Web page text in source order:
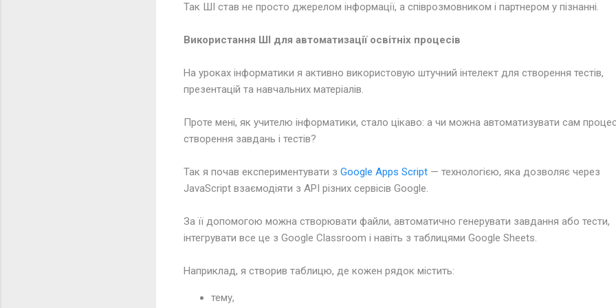
Так ШІ став не просто джерелом інформації, а співрозмовником і партнером у пізнанні.
Використання ШІ для автоматизації освітніх процесів
На уроках інформатики я активно використовую штучний інтелект для створення тестів,
презентацій та навчальних матеріалів.
Проте мені, як учителю інформатики, стало цікаво: а чи можна автоматизувати сам
створення завдань і тестів?
Так я почав експериментувати з Google Apps Script — технологією, яка дозволяє через
JavaScript взаємодіяти з API різних сервісів Google.
За її допомогою можна створювати файли, автоматично генерувати завдання або тести,
інтегрувати все це з Google Classroom і навіть з таблицями Google Sheets.
Наприклад, я створив таблицю, де кожен рядок містить:
тему,